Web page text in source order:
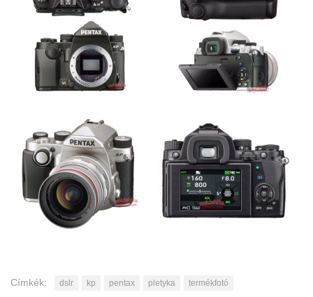
Címkék: dslr kp pentax pletyka termékfotó